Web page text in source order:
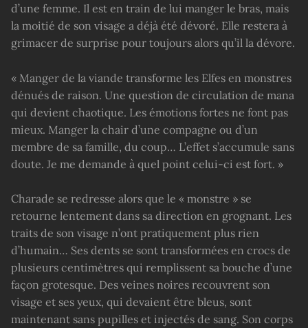
d’une femme. Il est en train de lui manger le bras, mais
la moitié de son visage a déjà été dévoré. Elle restera à
grimacer de surprise pour toujours alors qu’il la dévore.
« Manger de la viande transforme les Elfes en monstres
dénués de raison. Une question de circulation de mana
qui devient chaotique. Les émotions fortes ne font pas
mieux. Manger la chair d’une compagne ou d’un
membre de sa famille, du coup… L’effet s’accumule sans
doute. Je me demande à quel point celui-ci est fort. »
Charade se redresse alors que le « monstre » se
retourne lentement dans sa direction en grognant. Les
traits de son visage n’ont pratiquement plus rien
d’humain… Ses dents se sont transformées en crocs de
plusieurs centimètres qui remplissent sa bouche d’une
façon grotesque. Des veines noires recouvrent son
visage et ses yeux, qui devaient être bleus, sont
maintenant sans pupilles et injectés de sang. Son corps